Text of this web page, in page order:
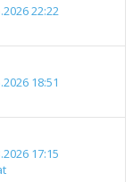
22:22
18:51
17:15